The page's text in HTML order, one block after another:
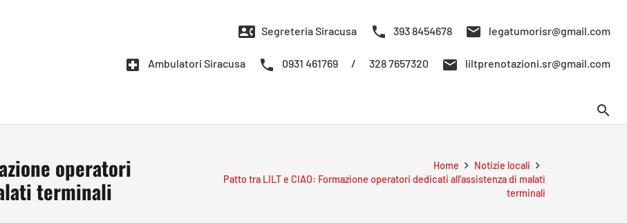
contact_phone Segreteria Siracusa phone 393 8454678 mail legatumorisr@gmail.com
local_hospital Ambulatori Siracusa phone 0931 461769 / 328 7657320 mail liltprenotazioni.sr@gmail.com
search
operatori
terminali
Home
Notizie locali
Patto tra LILT e CIAO: Formazione operatori dedicati all’assistenza di malati
terminali